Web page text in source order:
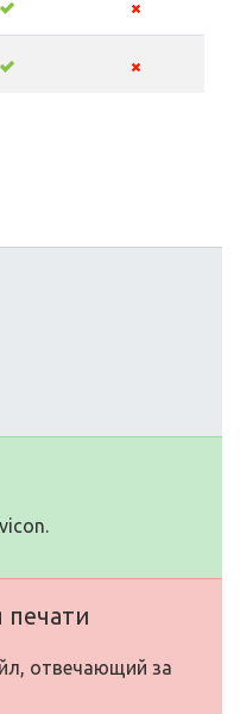
печати
отвечающий за